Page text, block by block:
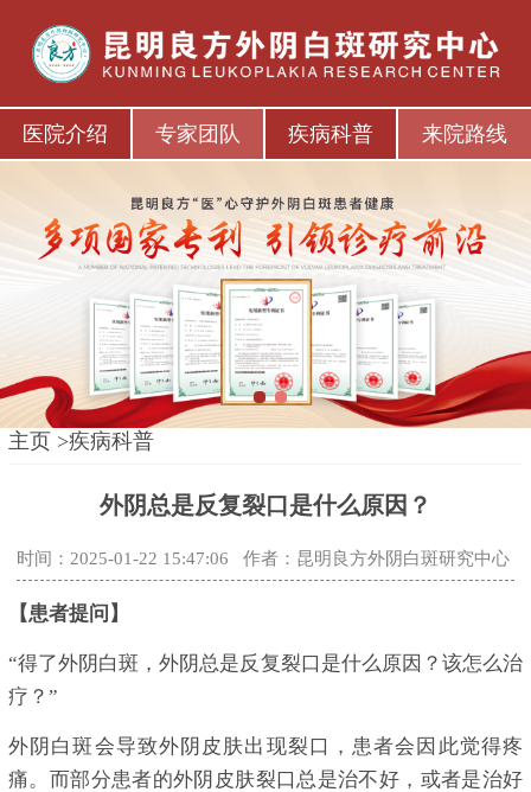
医院介绍 专家团队 疾病科普 来院路线
主页 >疾病科普
外阴总是反复裂口是什么原因？
时间：2025-01-22 15:47:06 作者：昆明良方外阴白斑研究中心
【患者提问】
“得了外阴白斑，外阴总是反复裂口是什么原因？该怎么治
疗？”
外阴白斑会导致外阴皮肤出现裂口，患者会因此觉得疼
痛。而部分患者的外阴皮肤裂口总是治不好，或者是治好